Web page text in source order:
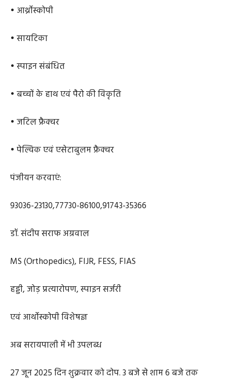
• आर्थ्रोस्कोपी
• सायटिका
• स्पाइन संबंधित
• बच्चों के हाथ एवं पैरो की विकृति
• जटिल फ्रैक्चर
• पेल्विक एवं एसेटाबुलम फ्रैक्चर
पंजीयन करवाएं:
93036-23130,77730-86100,91743-35366
डॉ. संदीप सराफ अग्रवाल
MS (Orthopedics), FIJR, FESS, FIAS
हड्डी, जोड़ प्रत्यारोपण, स्पाइन सर्जरी
एवं आर्थोस्कोपी विशेषज्ञ
अब सरायपाली में भी उपलब्ध
27 जून 2025 दिन शुक्रवार को दोप. 3 बजे से शाम 6 बजे तक